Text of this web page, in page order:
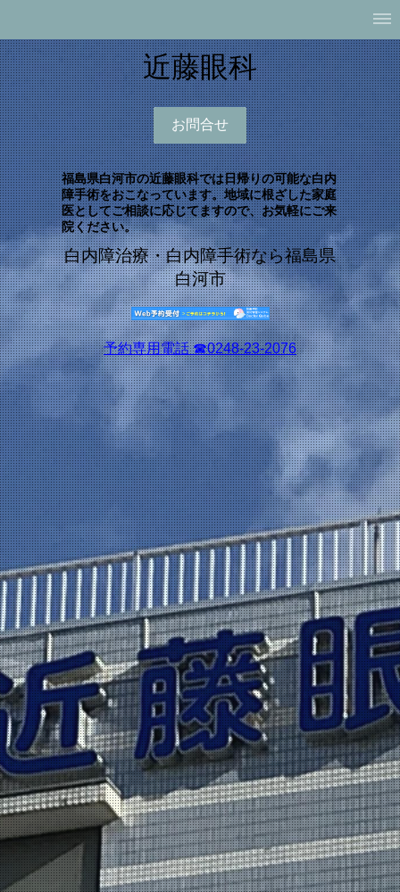
近藤眼科
お問合せ
福島県白河市の近藤眼科では日帰りの可能な白内
障手術をおこなっています。地域に根ざした家庭
医としてご相談に応じてますので、お気軽にご来
院ください。
白内障治療・白内障手術なら福島県
白河市
予約専用電話 ☎︎0248-23-2076